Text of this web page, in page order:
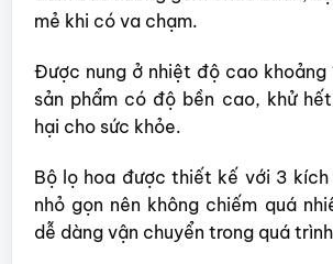
mẻ khi có va chạm.
Được nung ở nhiệt độ cao khoảng
sản phẩm có độ bền cao, khử
hại cho sức khỏe.
Bộ lọ hoa được thiết kế với 3
nhỏ gọn nên không chiếm quá
dễ dàng vận chuyển trong quá